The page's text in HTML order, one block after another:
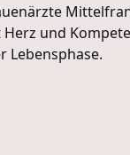
und
Lebensphase.